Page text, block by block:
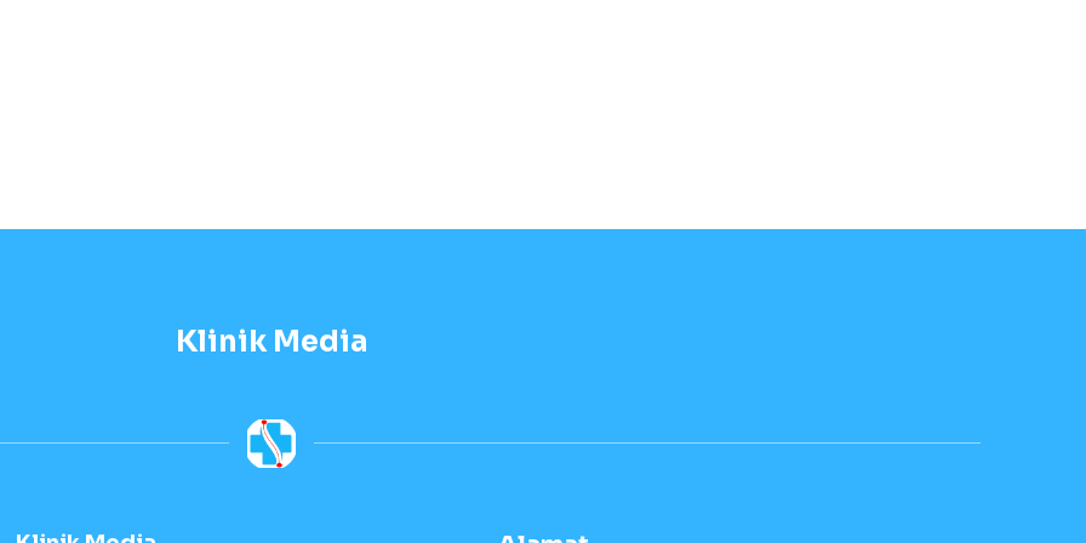
Klinik Media